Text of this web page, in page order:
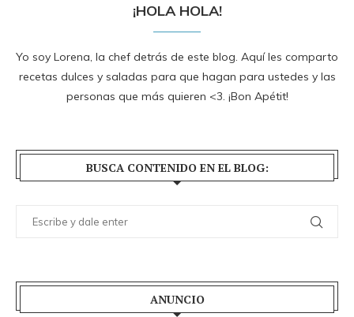
¡HOLA HOLA!
Yo soy Lorena, la chef detrás de este blog. Aquí les comparto
recetas dulces y saladas para que hagan para ustedes y las
personas que más quieren <3. ¡Bon Apétit!
BUSCA CONTENIDO EN EL BLOG:
ANUNCIO